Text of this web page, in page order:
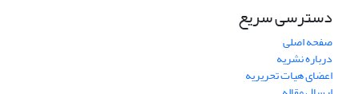
دسترسی سریع
صفحه اصلی
درباره نشریه
اعضای هیات تحریریه